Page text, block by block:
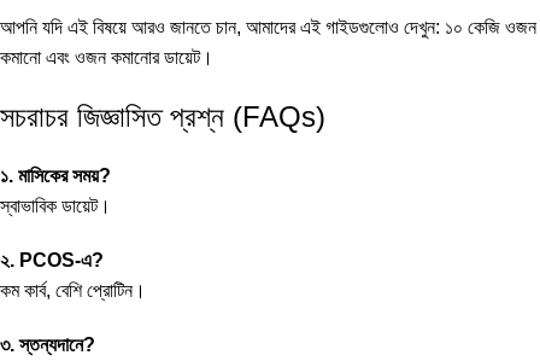
আপনি যদি এই বিষয়ে আরও জানতে চান, আমাদের এই গাইডগুলোও দেখুন: ১০ কেজি ওজন
কমানো এবং ওজন কমানোর ডায়েট।
সচরাচর জিজ্ঞাসিত প্রশ্ন (FAQs)
১. মাসিকের সময়?
স্বাভাবিক ডায়েট।
২. PCOS-এ?
কম কার্ব, বেশি প্রোটিন।
৩. স্তন্যদানে?